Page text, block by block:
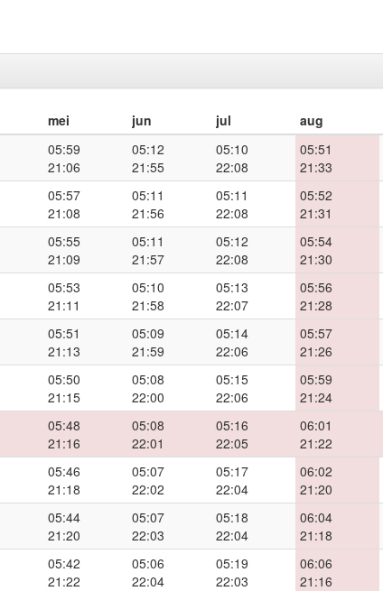
mei jun jul aug
05:59
21:06
05:12
21:55
05:10
22:08
05:51
21:33
05:57
21:08
05:11
21:56
05:11
22:08
05:52
21:31
05:55
21:09
05:11
21:57
05:12
22:08
05:54
21:30
05:53
21:11
05:10
21:58
05:13
22:07
05:56
21:28
05:51
21:13
05:09
21:59
05:14
22:06
05:57
21:26
05:50
21:15
05:08
22:00
05:15
22:06
05:59
21:24
05:48
21:16
05:08
22:01
05:16
22:05
06:01
21:22
05:46
21:18
05:07
22:02
05:17
22:04
06:02
21:20
05:44
21:20
05:07
22:03
05:18
22:04
06:04
21:18
05:42
21:22
05:06
22:04
05:19
22:03
06:06
21:16